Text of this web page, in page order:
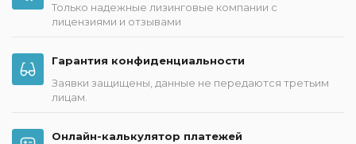
Только надежные лизинговые компании с
лицензиями и отзывами
Гарантия конфиденциальности
Заявки защищены, данные не передаются третьим
лицам.
Онлайн-калькулятор платежей